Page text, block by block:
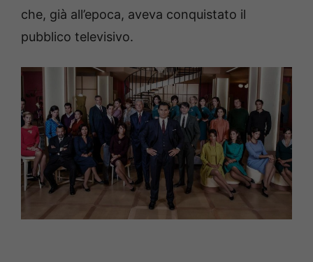
che, già all’epoca, aveva conquistato il
pubblico televisivo.